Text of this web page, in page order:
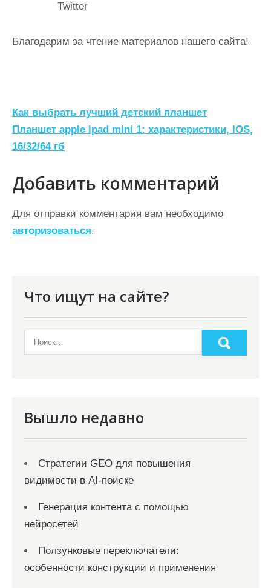
Twitter
Благодарим за чтение материалов нашего сайта!
Н
а
в
и
г
а
ц
Как выбрать лучший детский планшет
Планшет apple ipad mini 1: характеристики, IOS,
16/32/64 гб
Добавить комментарий
Для отправки комментария вам необходимо
авторизоваться.
Что ищут на сайте?
Вышло недавно
Стратегии GEO для повышения
видимости в AI-поиске
Генерация контента с помощью
нейросетей
Ползунковые переключатели:
особенности конструкции и применения